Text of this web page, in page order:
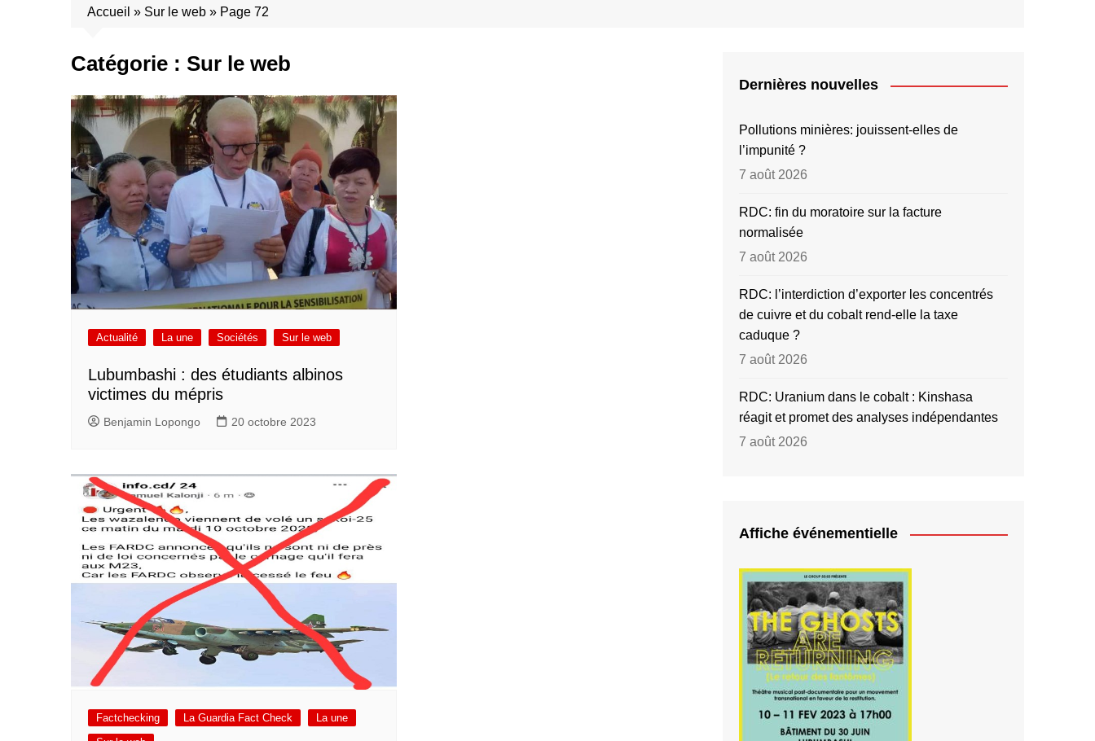
Accueil » Sur le web » Page 72
Catégorie : Sur le web
Actualité La une Sociétés Sur le web
Lubumbashi : des étudiants albinos
victimes du mépris
Benjamin Lopongo 20 octobre 2023
Factchecking La Guardia Fact Check
La une
Dernières nouvelles
Pollutions minières: jouissent-elles de
l’impunité ?
7 août 2026
RDC: fin du moratoire sur la facture
normalisée
7 août 2026
RDC: l’interdiction d’exporter les concentrés
de cuivre et du cobalt rend-elle la taxe
caduque ?
7 août 2026
RDC: Uranium dans le cobalt : Kinshasa
réagit et promet des analyses indépendantes
7 août 2026
Affiche événementielle